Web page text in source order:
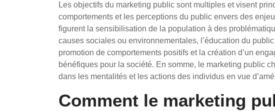
Les objectifs du marketing public sont multiples et visent
comportements et les perceptions du public envers des
figurent la sensibilisation de la population à des
causes sociales ou environnementales, l’éducation du
promotion de comportements positifs et la création d’un
bénéfiques pour la société. En somme, le marketing public
dans les mentalités et les actions des individus en vue
Comment le marketing